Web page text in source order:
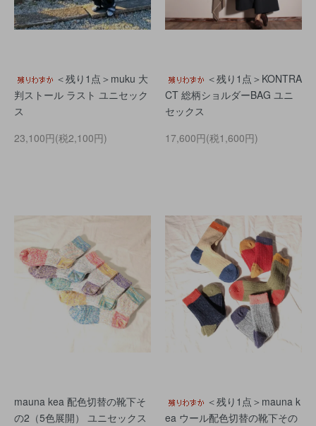
＜残り1点＞muku 大
判ストール ラスト ユニセック
ス
23,100円(税2,100円)
＜残り1点＞KONTRA
CT 総柄ショルダーBAG ユニ
セックス
17,600円(税1,600円)
mauna kea 配色切替の靴下そ
の2（5色展開） ユニセックス
＜残り1点＞mauna k
ea ウール配色切替の靴下その